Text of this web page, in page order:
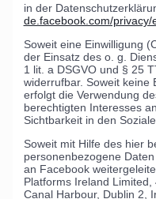
in der
de.facebook.com/privacy/
Soweit eine Einwilligung
der Einsatz des o. g.
1 lit. a DSGVO und § 25
widerrufbar. Soweit keine
erfolgt die Verwendung
berechtigten Interesses
Sichtbarkeit in den
Soweit mit Hilfe des hier
personenbezogene
an Facebook
Platforms Ireland
Canal Harbour, Dublin 2,